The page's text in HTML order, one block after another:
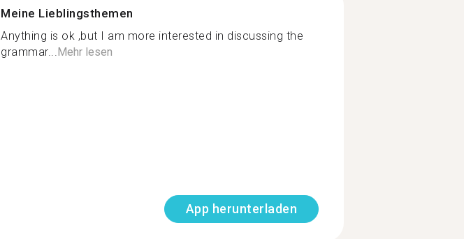
Meine Lieblingsthemen
Anything is ok ,but I am more interested in discussing the
grammar...Mehr lesen
App herunterladen